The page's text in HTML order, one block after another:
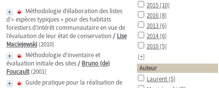
Méthodologie d’élaboration des listes
d’« espèces typiques » pour des habitats
forestiers d’intérêt communautaire en vue de
l’évaluation de leur état de conservation / Lise
Maciejewski (2010)
Méthodologie d'inventaire et
évaluation initiale des sites/ Bruno (de)
Foucault(2001)
Guide pratique pour la réalisation de
2015 [10]
2016 [8]
2013 [6]
2014 [6]
2010 [5]
[+]
Auteur
Laurent [5]